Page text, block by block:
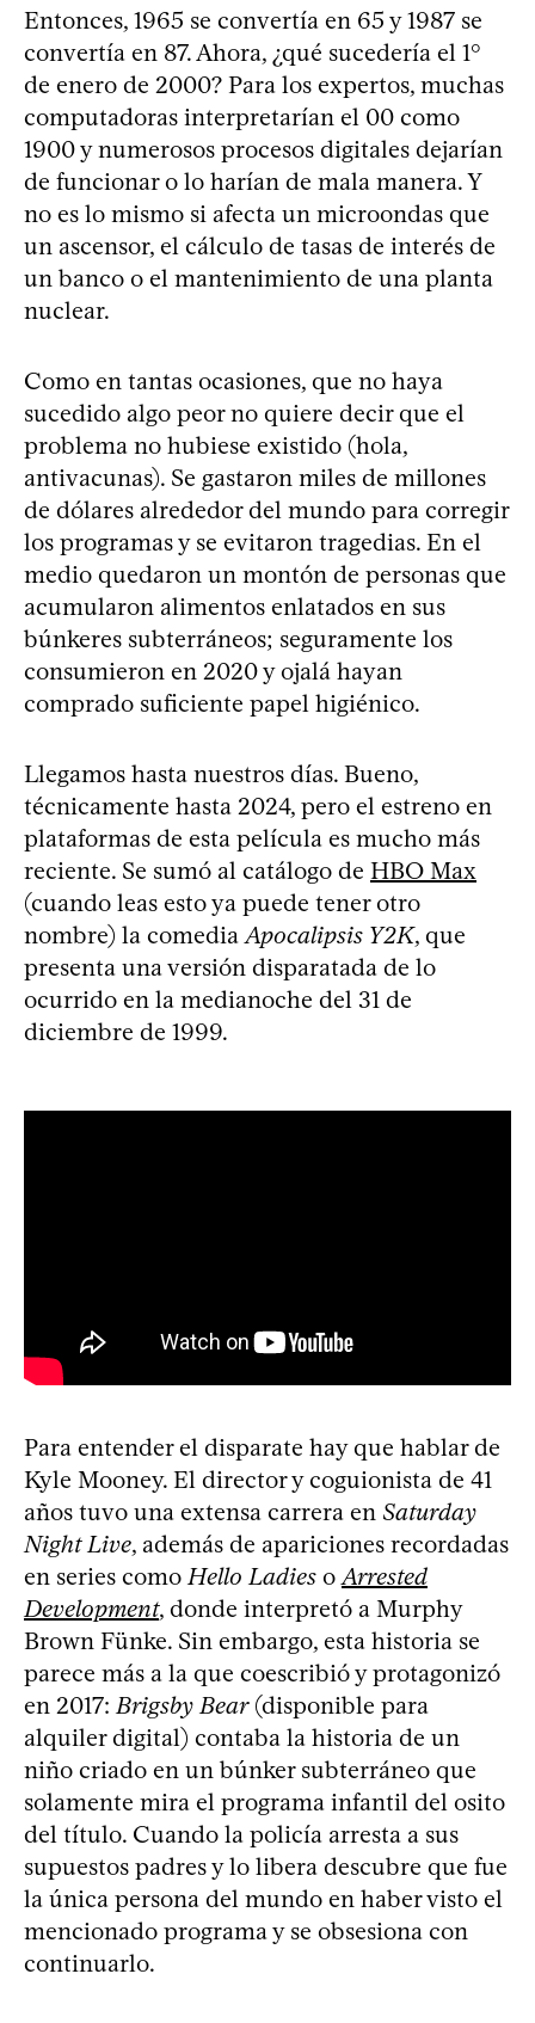
Entonces, 1965 se convertía en 65 y 1987 se
convertía en 87. Ahora, ¿qué sucedería el 1°
de enero de 2000? Para los expertos, muchas
computadoras interpretarían el 00 como
1900 y numerosos procesos digitales dejarían
de funcionar o lo harían de mala manera. Y
no es lo mismo si afecta un microondas que
un ascensor, el cálculo de tasas de interés de
un banco o el mantenimiento de una planta
nuclear.
Como en tantas ocasiones, que no haya
sucedido algo peor no quiere decir que el
problema no hubiese existido (hola,
antivacunas). Se gastaron miles de millones
de dólares alrededor del mundo para corregir
los programas y se evitaron tragedias. En el
medio quedaron un montón de personas que
acumularon alimentos enlatados en sus
búnkeres subterráneos; seguramente los
consumieron en 2020 y ojalá hayan
comprado suficiente papel higiénico.
Llegamos hasta nuestros días. Bueno,
técnicamente hasta 2024, pero el estreno en
plataformas de esta película es mucho más
reciente. Se sumó al catálogo de HBO Max
(cuando leas esto ya puede tener otro
nombre) la comediaApocalipsis Y2K, que
presenta una versión disparatada de lo
ocurrido en la medianoche del 31 de
diciembre de 1999.
Para entender el disparate hay que hablar de
Kyle Mooney. El director y coguionista de 41
años tuvo una extensa carrera en Saturday
Night Live, además de apariciones recordadas
en series comoHello Ladies oArrested
Development, donde interpretó a Murphy
Brown Fünke. Sin embargo, esta historia se
parece más a la que coescribió y protagonizó
en 2017:Brigsby Bear(disponible para
alquiler digital) contaba la historia de un
niño criado en un búnker subterráneo que
solamente mira el programa infantil del osito
del título. Cuando la policía arresta a sus
supuestos padres y lo libera descubre que fue
la única persona del mundo en haber visto el
mencionado programa y se obsesiona con
continuarlo.